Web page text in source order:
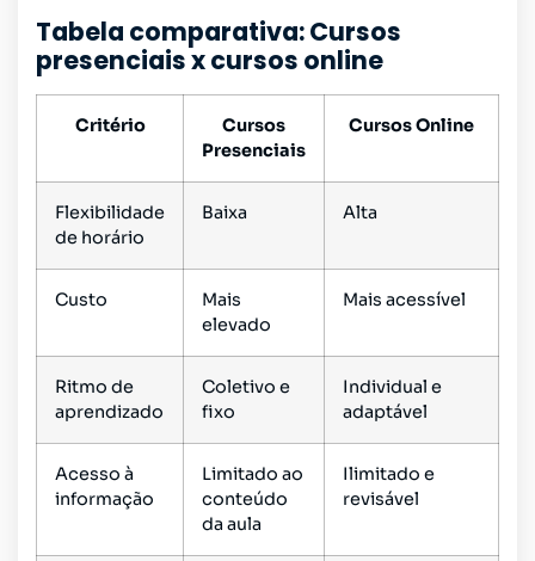
Tabela comparativa: Cursos
presenciais x cursos online
Critério
Cursos
Presenciais
Cursos Online
Flexibilidade
de horário
Baixa Alta
Custo
Mais
elevado
Mais acessível
Ritmo de
aprendizado
Coletivo e
fixo
Individual e
adaptável
Acesso à
informação
Limitado ao
conteúdo
da aula
Ilimitado e
revisável